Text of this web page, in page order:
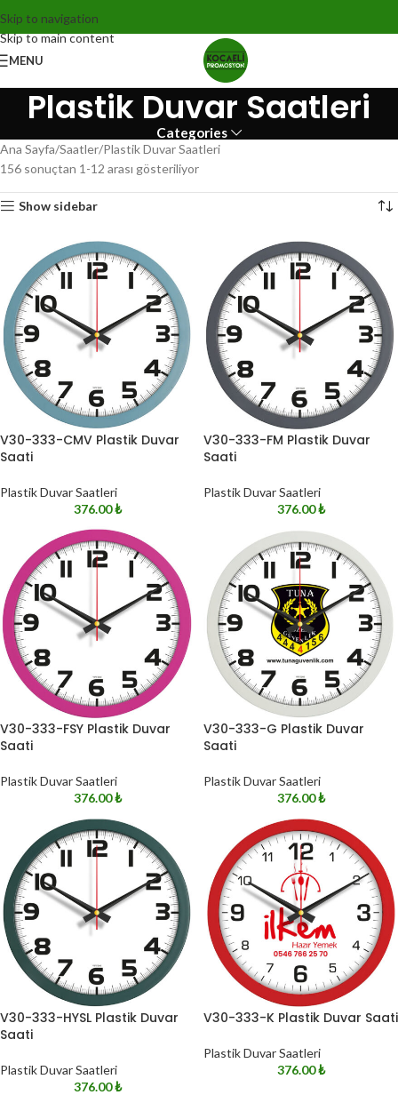
Skip to navigation
Skip to main content
MENU
Plastik Duvar Saatleri
Categories
Ana Sayfa Saatler Plastik Duvar Saatleri
156 sonuçtan 1-12 arası gösteriliyor
Show sidebar
V30-333-CMV Plastik Duvar
Saati
Plastik Duvar Saatleri
376.00₺
V30-333-FM Plastik Duvar
Saati
Plastik Duvar Saatleri
376.00₺
V30-333-FSY Plastik Duvar
Saati
Plastik Duvar Saatleri
376.00₺
V30-333-G Plastik Duvar
Saati
Plastik Duvar Saatleri
376.00₺
V30-333-HYSL Plastik Duvar
Saati
Plastik Duvar Saatleri
376.00₺
V30-333-K Plastik Duvar Saati
Plastik Duvar Saatleri
376.00₺